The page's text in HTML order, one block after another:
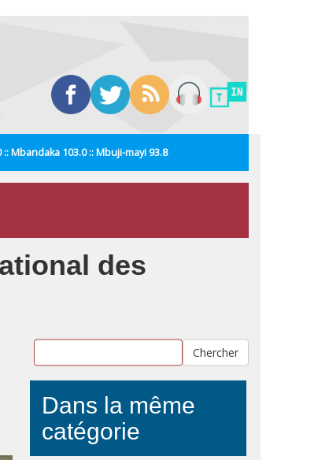
Mbandaka 103.0 :: Mbuji-mayi 93.8
des
Chercher
Dans la même
catégorie